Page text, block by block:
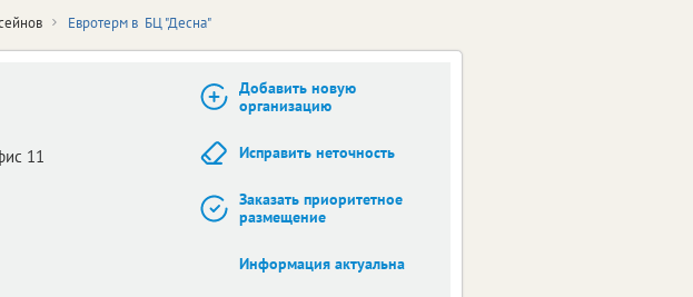
Евротерм в БЦ "Десна"
11
Добавить новую
организацию
Исправить неточность
Заказать приоритетное
размещение
Информация актуальна